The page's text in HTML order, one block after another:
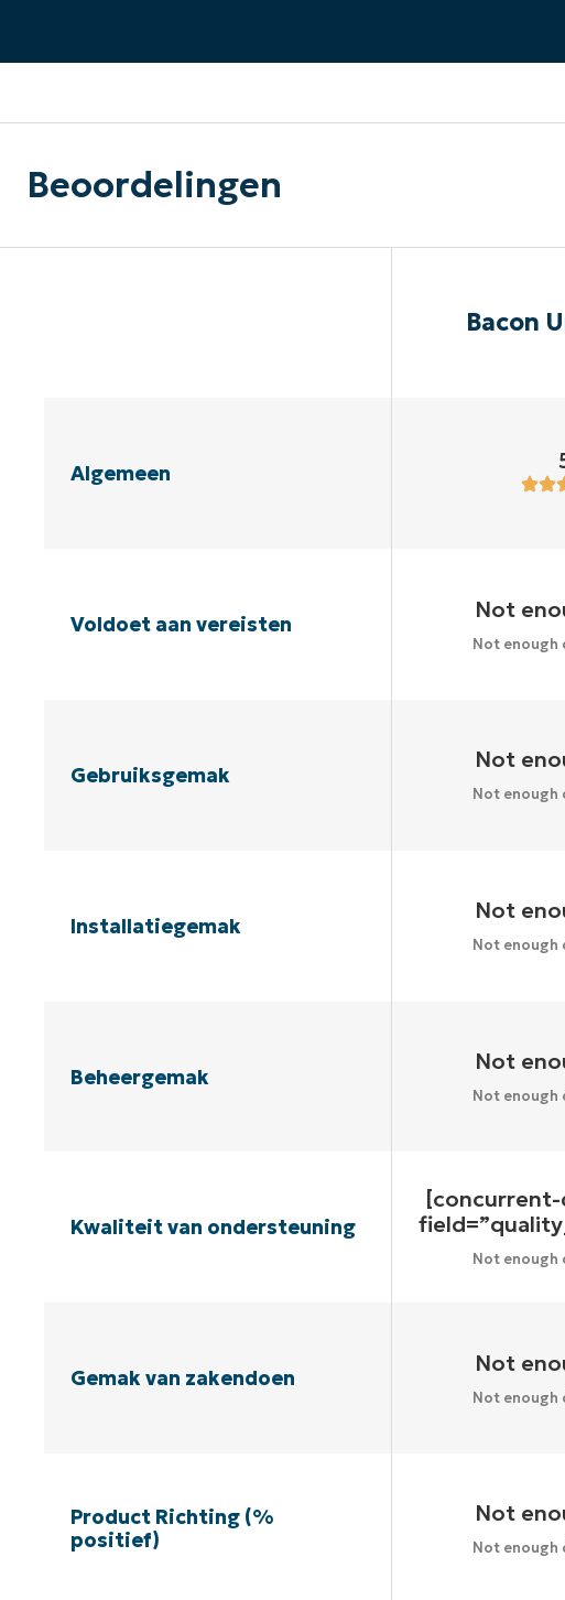
Beoordelingen
Bacon
Algemeen
Voldoet aan vereisten
Not
Not enough
Gebruiksgemak
Not
Not enough
Installatiegemak
Not
Not enough
Beheergemak
Not
Not enough
Kwaliteit van ondersteuning
[concurrent-
Not enough
Gemak van zakendoen
Not
Not enough
Product Richting (%
positief)
Not
Not enough